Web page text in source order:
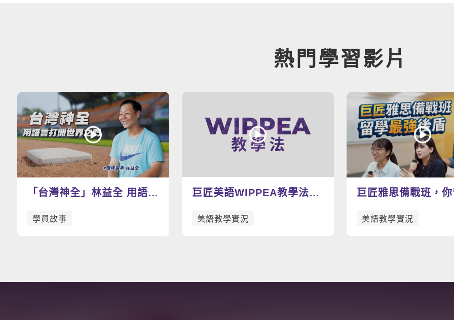
熱門學習影片
「台灣神全」林益全 用語言
學員故事
巨匠美語WIPPEA教學法示
美語教學實況
巨匠雅思備戰班，
美語教學實況